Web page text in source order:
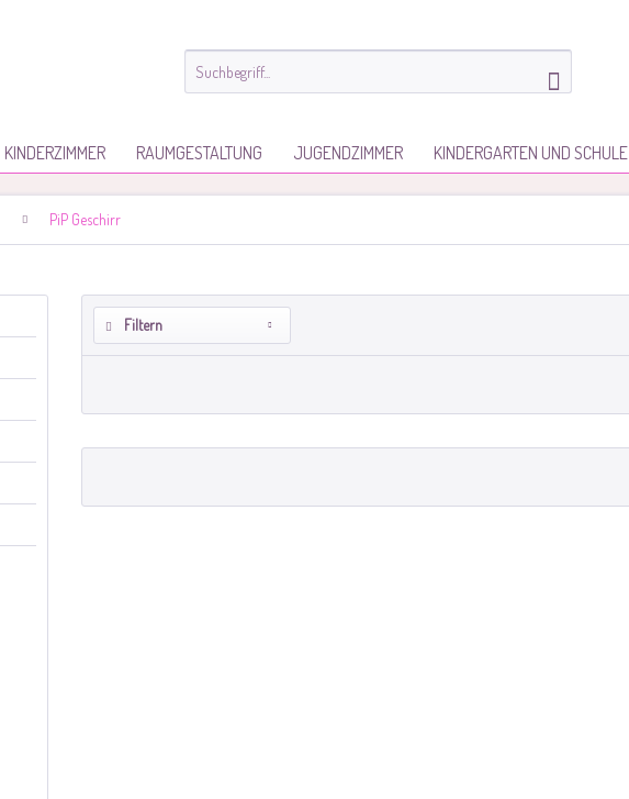
KINDERZIMMER RAUMGESTALTUNG JUGENDZIMMER KINDERGARTEN UND SCHULE
PiP Geschirr
Filtern